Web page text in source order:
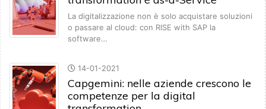
La digitalizzazione non è solo acquistare soluzioni
o passare al cloud: con RISE with SAP la
software…
14-01-2021
Capgemini: nelle aziende crescono le
competenze per la digital